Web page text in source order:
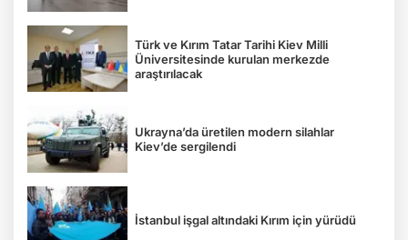
Türk ve Kırım Tatar Tarihi Kiev Milli
Üniversitesinde kurulan merkezde
araştırılacak
Ukrayna’da üretilen modern silahlar
Kiev’de sergilendi
İstanbul işgal altındaki Kırım için yürüdü